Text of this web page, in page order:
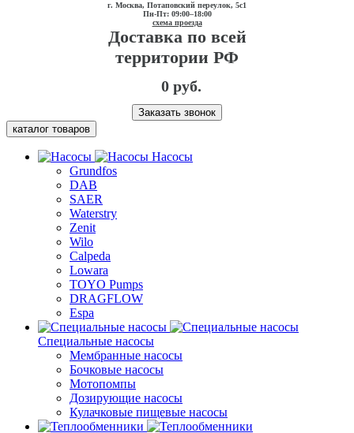
г. Москва, Потаповский переулок, 5с1
Пн-Пт: 09:00–18:00
схема проезда
Доставка по всей
территории РФ
0 руб.
Заказать звонок
каталог товаров
Насосы
Grundfos
DAB
SAER
Waterstry
Zenit
Wilo
Calpeda
Lowara
TOYO Pumps
DRAGFLOW
Espa
Специальные насосы
Мембранные насосы
Бочковые насосы
Мотопомпы
Дозирующие насосы
Кулачковые пищевые насосы